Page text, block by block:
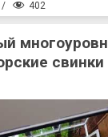
/ 402